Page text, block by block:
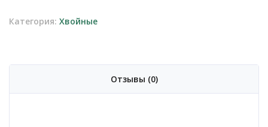
Категория: Хвойные
Отзывы (0)